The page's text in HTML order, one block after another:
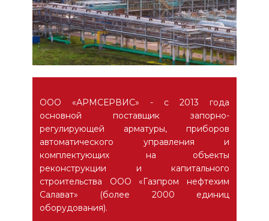
ООО «АРМСЕРВИС» - с 2013 года
основной поставщик запорно-
регулирующей арматуры, приборов
автоматического управления и
комплектующих на объекты
реконструкции и капитального
строительства ООО «Газпром нефтехим
Салават» (более 2000 единиц
оборудования).